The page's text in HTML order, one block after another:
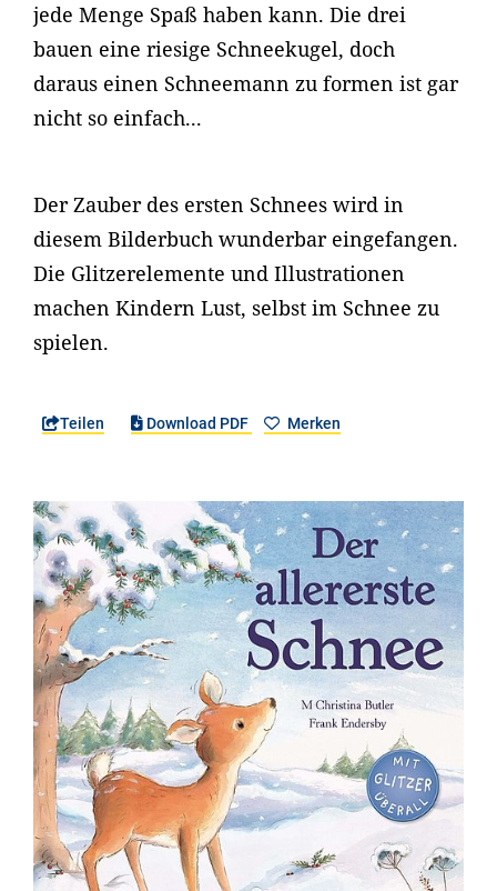
jede Menge Spaß haben kann. Die drei
bauen eine riesige Schneekugel, doch
daraus einen Schneemann zu formen ist gar
nicht so einfach...
Der Zauber des ersten Schnees wird in
diesem Bilderbuch wunderbar eingefangen.
Die Glitzerelemente und Illustrationen
machen Kindern Lust, selbst im Schnee zu
spielen.
Teilen Download PDF Merken